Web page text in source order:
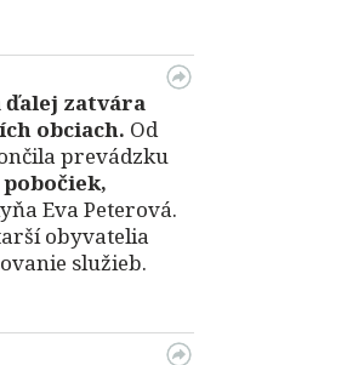
ďalej zatvára
obciach. Od
prevádzku
Eva Peterová.
obyvatelia
služieb.